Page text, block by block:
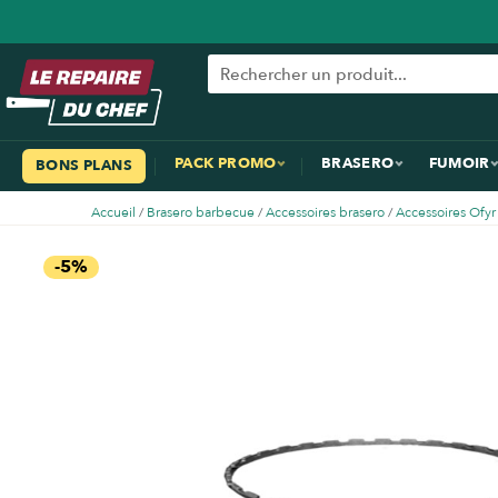
BONS PLANS PACK PROMO BRASERO FUMOIR
Accueil /Brasero barbecue/Accessoires brasero/Accessoires Ofyr
-5%